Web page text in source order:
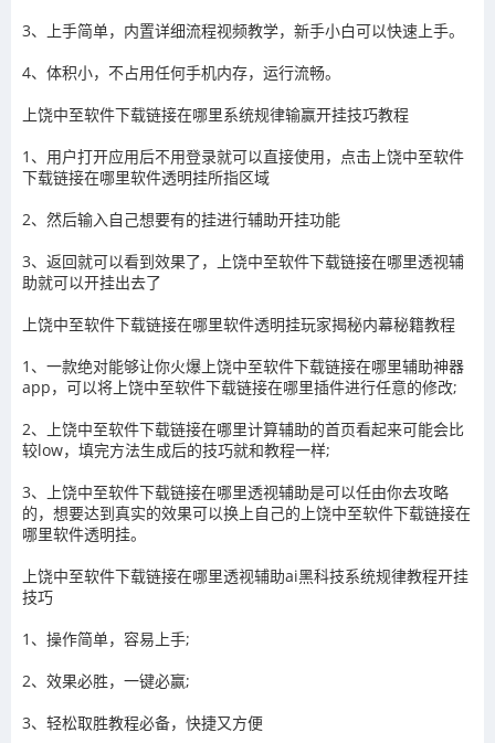
3、上手简单，内置详细流程视频教学，新手小白可以快速上手。
4、体积小，不占用任何手机内存，运行流畅。
上饶中至软件下载链接在哪里系统规律输赢开挂技巧教程
1、用户打开应用后不用登录就可以直接使用，点击 上饶中至软件
下载链接在哪里软件透明挂所指区域
2、然后输入自己想要有的挂进行辅助开挂功能
3、返回就可以看到效果了， 上饶中至软件下载链接在哪里透视辅
助就可以开挂出去了
上饶中至软件下载链接在哪里软件透明挂玩家揭秘内幕秘籍教程
1、一款绝对能够让你火爆 上饶中至软件下载链接在哪里辅助神器
app，可以将 上饶中至软件下载链接在哪里插件进行任意的修改;
2、
上饶中至软件下载链接在哪里计算辅助的首页看起来可能会比
较low，填完方法生成后的技巧就和教程一样;
3、
上饶中至软件下载链接在哪里透视辅助是可以任由你去攻略
的，想要达到真实的效果可以换上自己的 上饶中至软件下载链接在
哪里软件透明挂。
上饶中至软件下载链接在哪里透视辅助ai黑科技系统规律教程开挂
技巧
1、操作简单，容易上手;
2、效果必胜，一键必赢;
3、轻松取胜教程必备，快捷又方便